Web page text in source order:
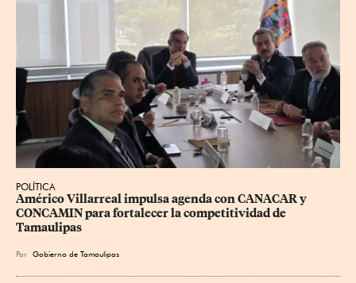
POLÍTICA
Américo Villarreal impulsa agenda con CANACAR y
CONCAMIN para fortalecer la competitividad de
Tamaulipas
Por Gobierno de Tamaulipas